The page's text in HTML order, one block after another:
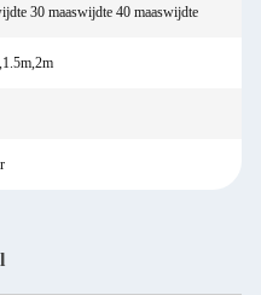
30 maaswijdte 40 maaswijdte